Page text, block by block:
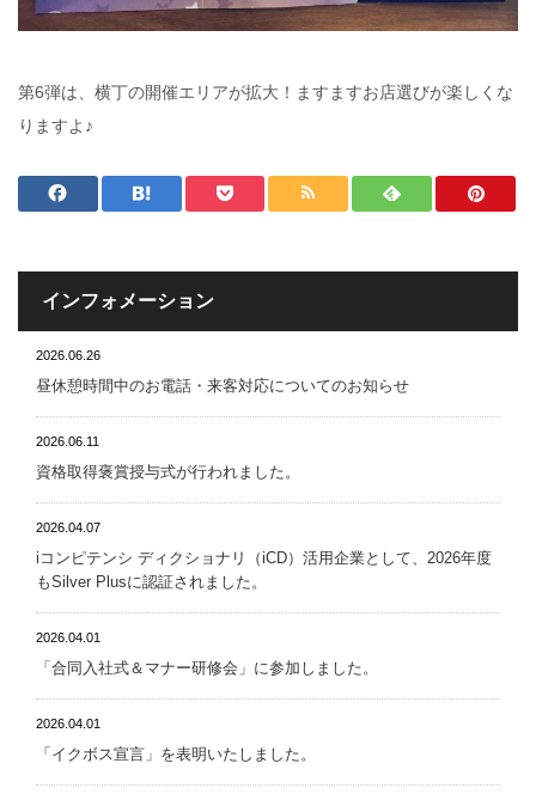
第6弾は、横丁の開催エリアが拡大！ますますお店選びが楽しくな
りますよ♪
インフォメーション
2026.06.26
昼休憩時間中のお電話・来客対応についてのお知らせ
2026.06.11
資格取得褒賞授与式が行われました。
2026.04.07
iコンピテンシ ディクショナリ（iCD）活用企業として、2026年度
もSilver Plusに認証されました。
2026.04.01
「合同入社式＆マナー研修会」に参加しました。
2026.04.01
「イクボス宣言」を表明いたしました。